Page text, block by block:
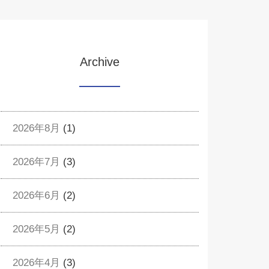
Archive
2026年8月 (1)
2026年7月 (3)
2026年6月 (2)
2026年5月 (2)
2026年4月 (3)